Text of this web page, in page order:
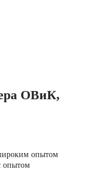
ОВиК,
опытом
опытом